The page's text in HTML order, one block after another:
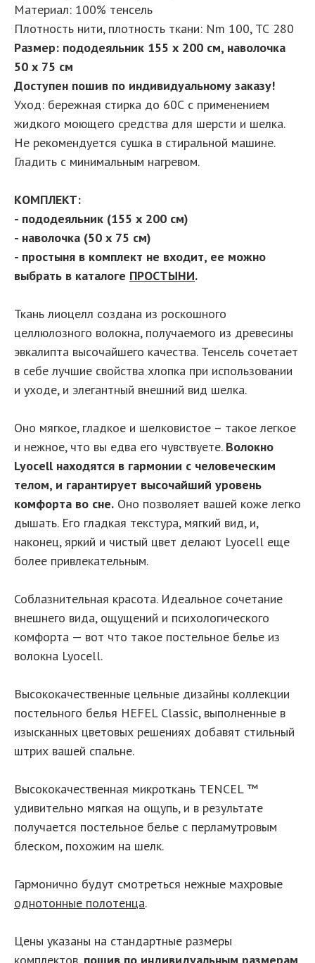
Материал: 100% тенсель
Плотность нити, плотность ткани: Nm 100, ТС 280
Размер: пододеяльник 155 х 200 см, наволочка
50 х 75 см
Доступен пошив по индивидуальному заказу!
Уход: бережная стирка до 60С с применением
жидкого моющего средства для шерсти и шелка.
Не рекомендуется сушка в стиральной машине.
Гладить с минимальным нагревом.
КОМПЛЕКТ:
- пододеяльник (155 х 200 см)
- наволочка (50 х 75 см)
- простыня в комплект не входит, ее можно
выбрать в каталоге ПРОСТЫНИ.
Ткань лиоцелл создана из роскошного
целлюлозного волокна, получаемого из древесины
эвкалипта высочайшего качества. Тенсель сочетает
в себе лучшие свойства хлопка при использовании
и уходе, и элегантный внешний вид шелка.
Оно мягкое, гладкое и шелковистое – такое легкое
и нежное, что вы едва его чувствуете. Волокно
Lyocell находятся в гармонии с человеческим
телом, и гарантирует высочайший уровень
комфорта во сне. Оно позволяет вашей коже легко
дышать. Его гладкая текстура, мягкий вид, и,
наконец, яркий и чистый цвет делают Lyocell еще
более привлекательным.
Соблазнительная красота. Идеальное сочетание
внешнего вида, ощущений и психологического
комфорта — вот что такое постельное белье из
волокна Lyocell.
Высококачественные цельные дизайны коллекции
постельного белья HEFEL Classic, выполненные в
изысканных цветовых решениях добавят стильный
штрих вашей спальне.
Высококачественная микроткань TENCEL ™
удивительно мягкая на ощупь, и в результате
получается постельное белье с перламутровым
блеском, похожим на шелк.
Гармонично будут смотреться нежные махровые
однотонные полотенца.
Цены указаны на стандартные размеры
комплектов, пошив по индивидуальным размерам